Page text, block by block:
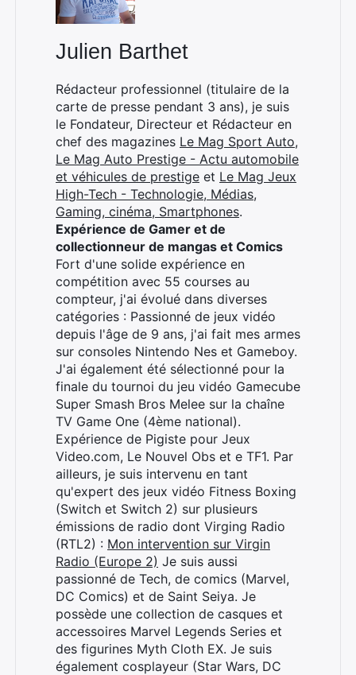
Julien Barthet
Rédacteur professionnel (titulaire de la
carte de presse pendant 3 ans), je suis
le Fondateur, Directeur et Rédacteur en
chef des magazines Le Mag Sport Auto,
Le Mag Auto Prestige - Actu automobile
et véhicules de prestige et Le Mag Jeux
High-Tech - Technologie, Médias,
Gaming, cinéma, Smartphones.
Expérience de Gamer et de
collectionneur de mangas et Comics
Fort d'une solide expérience en
compétition avec 55 courses au
compteur, j'ai évolué dans diverses
catégories : Passionné de jeux vidéo
depuis l'âge de 9 ans, j'ai fait mes armes
sur consoles Nintendo Nes et Gameboy.
J'ai également été sélectionné pour la
finale du tournoi du jeu vidéo Gamecube
Super Smash Bros Melee sur la chaîne
TV Game One (4ème national).
Expérience de Pigiste pour Jeux
Video.com, Le Nouvel Obs et e TF1. Par
ailleurs, je suis intervenu en tant
qu'expert des jeux vidéo Fitness Boxing
(Switch et Switch 2) sur plusieurs
émissions de radio dont Virging Radio
(RTL2) : Mon intervention sur Virgin
Radio (Europe 2) Je suis aussi
passionné de Tech, de comics (Marvel,
DC Comics) et de Saint Seiya. Je
possède une collection de casques et
accessoires Marvel Legends Series et
des figurines Myth Cloth EX. Je suis
également cosplayeur (Star Wars, DC
Rechercher